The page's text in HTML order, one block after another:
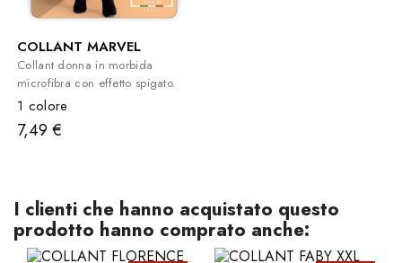
COLLANT MARVEL
Collant donna in morbida
microfibra con effetto spigato.
1 colore
7,49 €
I clienti che hanno acquistato questo
prodotto hanno comprato anche: